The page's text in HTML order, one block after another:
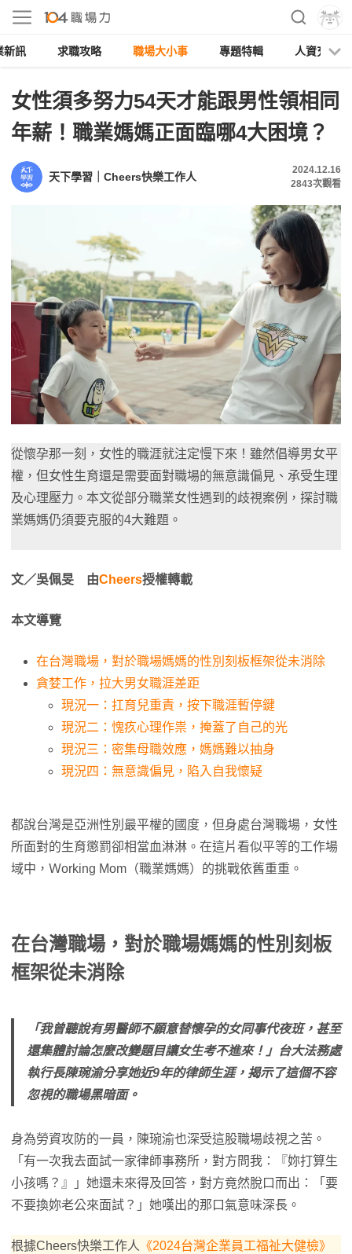
新訊 求職攻略 職場大小事 專題特輯 人資充電
女性須多努力54天才能跟男性領相同
年薪！職業媽媽正面臨哪4大困境？
天下學習｜Cheers快樂工作人
2024.12.16
2843次觀看
從懷孕那一刻，女性的職涯就注定慢下來！雖然倡導男女平
權，但女性生育還是需要面對職場的無意識偏見、承受生理
及心理壓力。本文從部分職業女性遇到的歧視案例，探討職
業媽媽仍須要克服的4大難題。
文／吳佩旻 由Cheers授權轉載
本文導覽
在台灣職場，對於職場媽媽的性別刻板框架從未消除
貪婪工作，拉大男女職涯差距
現況一：扛育兒重責，按下職涯暫停鍵
現況二：愧疚心理作祟，掩蓋了自己的光
現況三：密集母職效應，媽媽難以抽身
現況四：無意識偏見，陷入自我懷疑
都說台灣是亞洲性別最平權的國度，但身處台灣職場，女性
所面對的生育懲罰卻相當血淋淋。在這片看似平等的工作場
域中，Ｗorking Mom（職業媽媽）的挑戰依舊重重。
在台灣職場，對於職場媽媽的性別刻板
框架從未消除
「我曾聽說有男醫師不願意替懷孕的女同事代夜班，甚至
還集體討論怎麼改變題目讓女生考不進來！」台大法務處
執行長陳琬渝分享她近9年的律師生涯，揭示了這個不容
忽視的職場黑暗面。
身為勞資攻防的一員，陳琬渝也深受這股職場歧視之苦。
「有一次我去面試一家律師事務所，對方問我：『妳打算生
小孩嗎？』」她還未來得及回答，對方竟然脫口而出：「要
不要換妳老公來面試？」她嘆出的那口氣意味深長。
根據Cheers快樂工作人 《2024台灣企業員工福祉大健檢》